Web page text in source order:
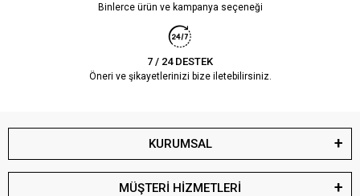
Binlerce ürün ve kampanya seçeneği
7 / 24 DESTEK
Öneri ve şikayetlerinizi bize iletebilirsiniz.
KURUMSAL
MÜŞTERİ HİZMETLERİ